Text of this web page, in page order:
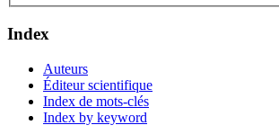
Index
Auteurs
Éditeur scientifique
Index de mots-clés
Index by keyword